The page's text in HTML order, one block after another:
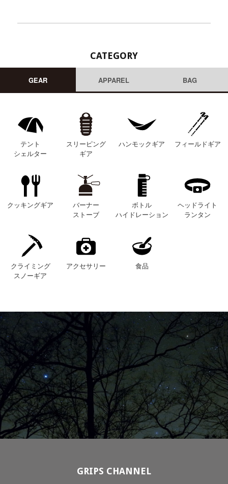
CATEGORY
GEAR APPAREL BAG
テント
シェルター
スリーピング
ギア
ハンモックギア フィールドギア
クッキングギア
バーナー
ストーブ
ボトル
ハイドレーション
ヘッドライト
ランタン
クライミング
スノーギア
アクセサリー 食品
GRIPS CHANNEL